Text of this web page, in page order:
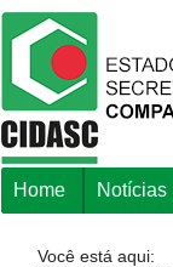
Home Notícias
Você está aqui: